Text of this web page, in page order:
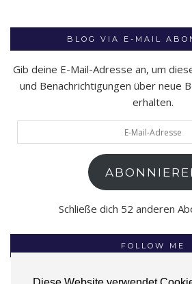
BLOG VIA E-MAIL
Gib deine E-Mail-Adresse an, um
und Benachrichtigungen über neue
erhalten.
Mail-
Schließe dich 52 anderen
FOLLOW ME